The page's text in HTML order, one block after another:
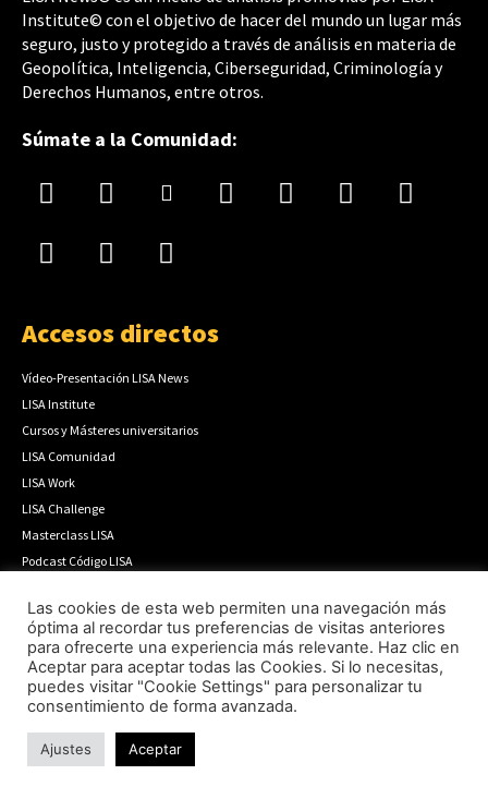
Institute© con el objetivo de hacer del mundo un lugar más
seguro, justo y protegido a través de análisis en materia de
Geopolítica, Inteligencia, Ciberseguridad, Criminología y
Derechos Humanos, entre otros.
Súmate a la Comunidad:
Accesos directos
Vídeo-Presentación LISA News
LISA Institute
Cursos y Másteres universitarios
LISA Comunidad
LISA Work
LISA Challenge
Masterclass LISA
Podcast Código LISA
Boletín Semanal
Cómo publicar
Anúnciate
Contacto
Secciones
Las cookies de esta web permiten una navegación más
óptima al recordar tus preferencias de visitas anteriores
para ofrecerte una experiencia más relevante. Haz clic en
Aceptar para aceptar todas las Cookies. Si lo necesitas,
puedes visitar "Cookie Settings" para personalizar tu
consentimiento de forma avanzada.
Ajustes Aceptar